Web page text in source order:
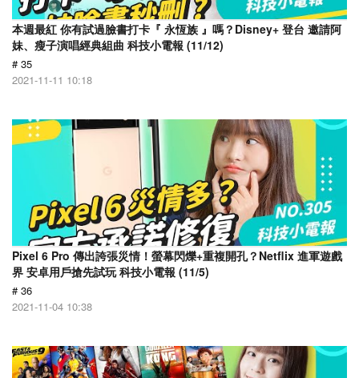
本週最紅 你有試過臉書打卡『 永恆族 』嗎？Disney+ 登台 邀請阿
妹、瘦子演唱經典組曲 科技小電報 (11/12)
# 35
2021-11-11 10:18
Pixel 6 Pro 傳出誇張災情！螢幕閃爍+重複開孔？Netflix 進軍遊戲
界 安卓用戶搶先試玩 科技小電報 (11/5)
# 36
2021-11-04 10:38